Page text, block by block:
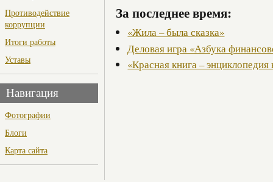
Противодействие
коррупции
Итоги работы
Уставы
Навигация
Фотографии
Блоги
Карта сайта
За последнее время:
«Жила – была сказка»
Деловая игра «Азбука
«Красная книга –